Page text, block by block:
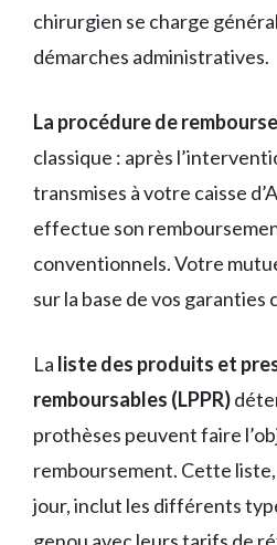
chirurgien se charge
démarches administratives.
La procédure de
classique : après
transmises à votre caisse
effectue son
conventionnels. Votre
sur la base de vos
La liste des produits et
remboursables (LPPR)
prothèses peuvent faire
remboursement. Cette
jour, inclut les différents